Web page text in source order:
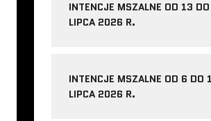
INTENCJE MSZALNE OD 13
LIPCA 2026 R.
INTENCJE MSZALNE OD 6 DO
LIPCA 2026 R.